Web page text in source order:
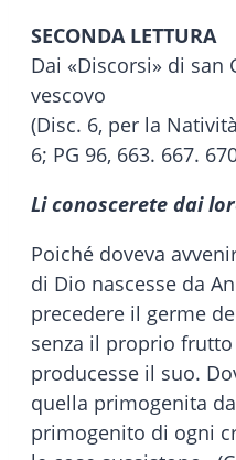
SECONDA LETTURA
Dai «Discorsi» di san
vescovo
(Disc. 6, per la
6; PG 96, 663. 667.
Li conoscerete dai
Poiché doveva
di Dio nascesse da
precedere il germe
senza il proprio
producesse il suo.
quella primogenita
primogenito di ogni